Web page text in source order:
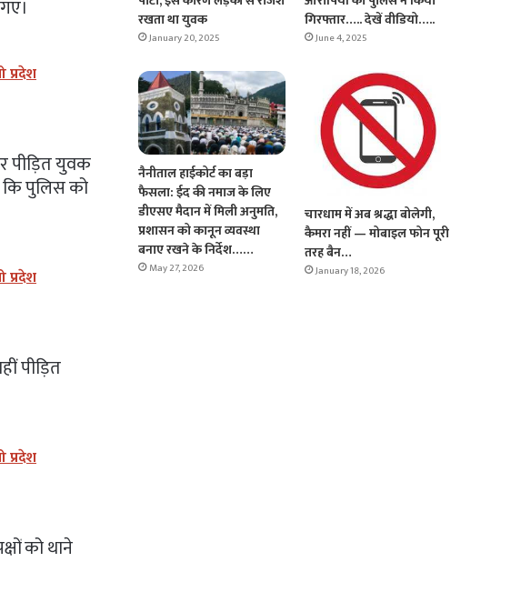
पीड़ित युवक
कि पुलिस को
पीड़ित
को थाने
रखता था युवक
January 20, 2025
गिरफ्तार….. देखें वीडियो…..
June 4, 2025
नैनीताल हाईकोर्ट का बड़ा
फैसला: ईद की नमाज के लिए
डीएसए मैदान में मिली अनुमति,
प्रशासन को कानून व्यवस्था
बनाए रखने के निर्देश……
May 27, 2026
चारधाम में अब श्रद्धा बोलेगी,
कैमरा नहीं — मोबाइल फोन पूरी
तरह बैन…
January 18, 2026